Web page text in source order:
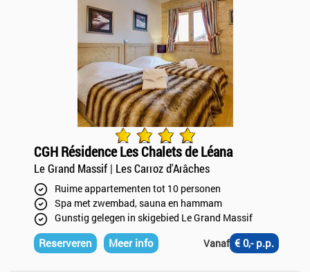
CGH Résidence Les Chalets de Léana
Le Grand Massif | Les Carroz d'Arâches
Ruime appartementen tot 10 personen
Spa met zwembad, sauna en hammam
Gunstig gelegen in skigebied Le Grand Massif
Reserveren Meer info Vanaf € 0,- p.p.